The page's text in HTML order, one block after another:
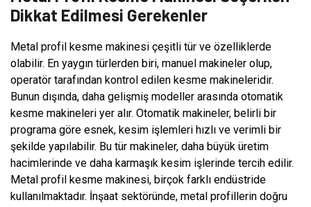
Dikkat Edilmesi Gerekenler
Metal profil kesme makinesi çeşitli tür ve özelliklerde
olabilir. En yaygın türlerden biri, manuel makineler olup,
operatör tarafından kontrol edilen kesme makineleridir.
Bunun dışında, daha gelişmiş modeller arasında otomatik
kesme makineleri yer alır. Otomatik makineler, belirli bir
programa göre esnek, kesim işlemleri hızlı ve verimli bir
şekilde yapılabilir. Bu tür makineler, daha büyük üretim
hacimlerinde ve daha karmaşık kesim işlerinde tercih edilir.
Metal profil kesme makinesi, birçok farklı endüstride
kullanılmaktadır. İnşaat sektöründe, metal profillerin doğru